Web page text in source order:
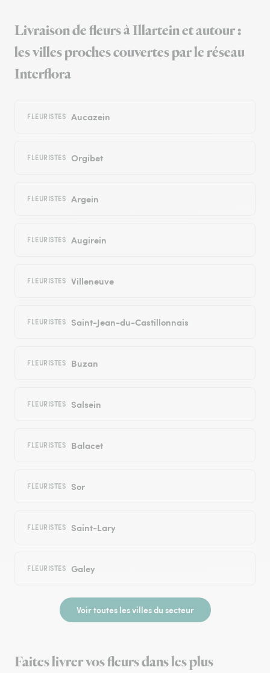
Livraison de fleurs à Illartein et autour :
les villes proches couvertes par le réseau
Interflora
FLEURISTES Aucazein
FLEURISTES Orgibet
FLEURISTES Argein
FLEURISTES Augirein
FLEURISTES Villeneuve
FLEURISTES Saint-Jean-du-Castillonnais
FLEURISTES Buzan
FLEURISTES Salsein
FLEURISTES Balacet
FLEURISTES Sor
FLEURISTES Saint-Lary
FLEURISTES Galey
Voir toutes les villes du secteur
Faites livrer vos fleurs dans les plus